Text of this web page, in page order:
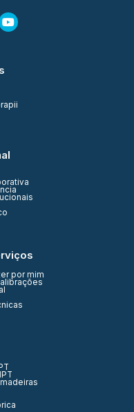
por mim